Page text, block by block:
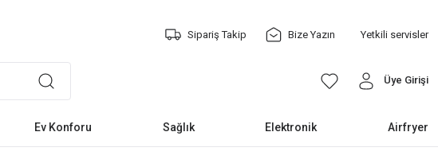
Sipariş Takip Bize Yazın Yetkili servisler
Üye Girişi
Ev Konforu Sağlık Elektronik Airfryer